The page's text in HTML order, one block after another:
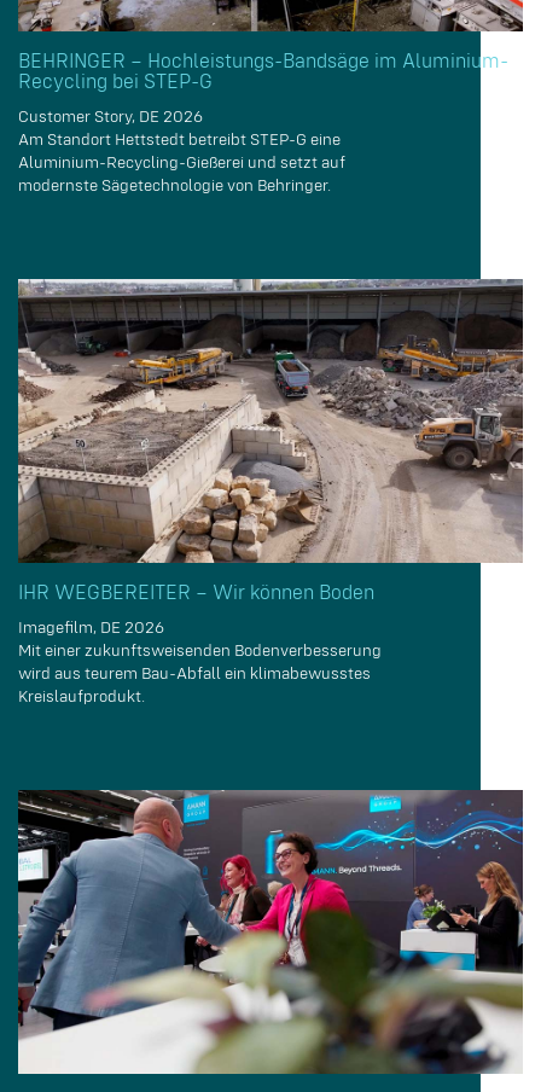
BEHRINGER – Hochleistungs-Bandsäge im Aluminium-
Recycling bei STEP-G
Customer Story, DE 2026
Am Standort Hettstedt betreibt STEP-G eine
Aluminium-Recycling-Gießerei und setzt auf
modernste Sägetechnologie von Behringer.
IHR WEGBEREITER – Wir können Boden
Imagefilm, DE 2026
Mit einer zukunftsweisenden Bodenverbesserung
wird aus teurem Bau-Abfall ein klimabewusstes
Kreislaufprodukt.